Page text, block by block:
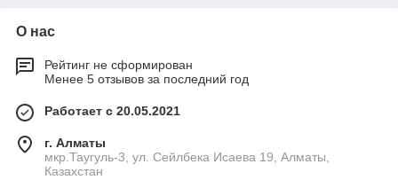
О нас
Рейтинг не сформирован
Менее 5 отзывов за последний год
Работает с 20.05.2021
г. Алматы
мкр.Таугуль-3, ул. Сейлбека Исаева 19, Алматы,
Казахстан